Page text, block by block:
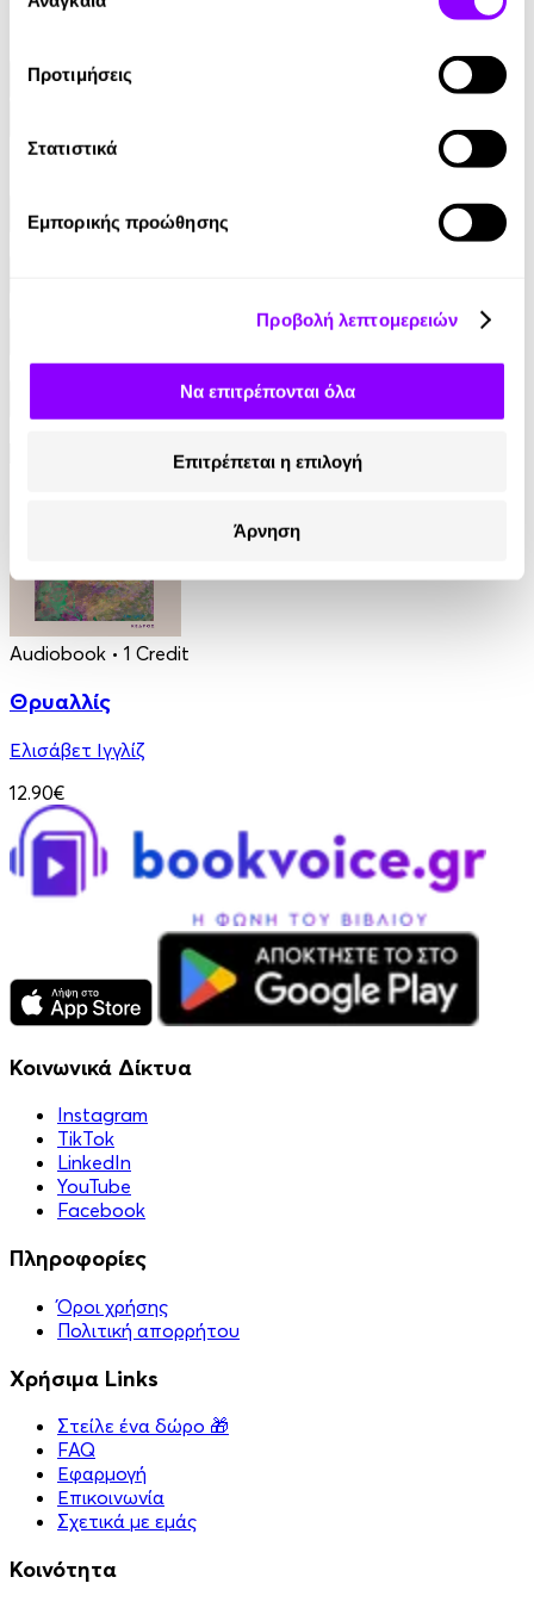
συγκατάθεσης
Προτιμήσεις
Στατιστικά
Εμπορικής προώθησης
Προβολή λεπτομερειών
Να επιτρέπονται όλα
Επιτρέπεται η επιλογή
Άρνηση
Διάβασε περισσότερα
Φίλτρα
Συγγραφείς
Audiobook • 1 Credit
Θρυαλλίς
Ελισάβετ Ιγγλίζ
12.90€
Κοινωνικά Δίκτυα
Instagram
TikTok
LinkedIn
YouTube
Facebook
Πληροφορίες
Όροι χρήσης
Πολιτική απορρήτου
Χρήσιμα Links
Στείλε ένα δώρο 🎁
FAQ
Εφαρμογή
Επικοινωνία
Σχετικά με εμάς
Κοινότητα